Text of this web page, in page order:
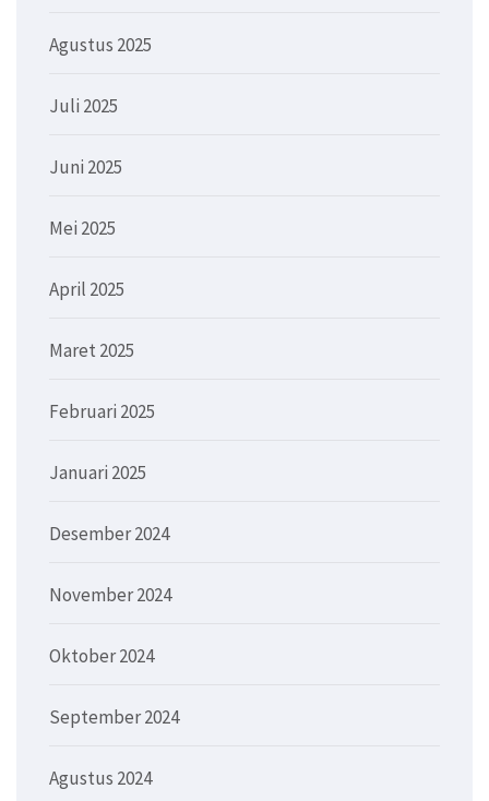
Agustus 2025
Juli 2025
Juni 2025
Mei 2025
April 2025
Maret 2025
Februari 2025
Januari 2025
Desember 2024
November 2024
Oktober 2024
September 2024
Agustus 2024